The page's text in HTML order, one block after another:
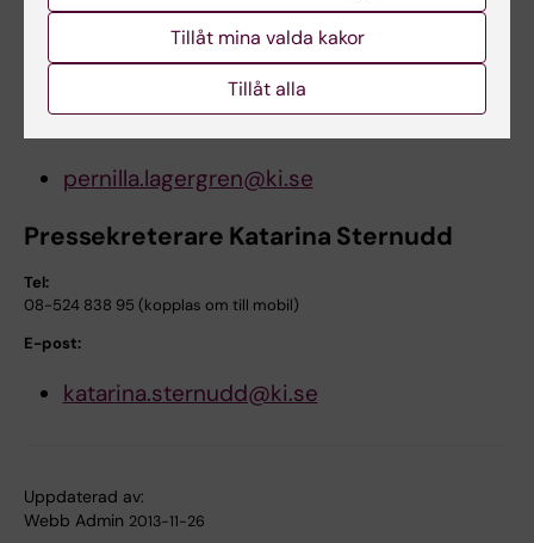
Tel:
Mobil:
pernilla.lagergren@ki.se
Pressekreterare Katarina Sternudd
Tel:
08-524 838 95 (kopplas om till mobil)
E-post:
katarina.sternudd@ki.se
Uppdaterad av:
Webb Admin 2013-11-26
Tillåt mina valda kakor
Tillåt alla